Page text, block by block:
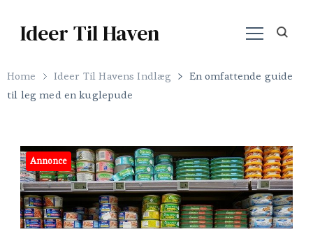
Ideer Til Haven
Home Ideer Til Havens Indlæg
En omfattende guide
til leg med en kuglepude
Annonce